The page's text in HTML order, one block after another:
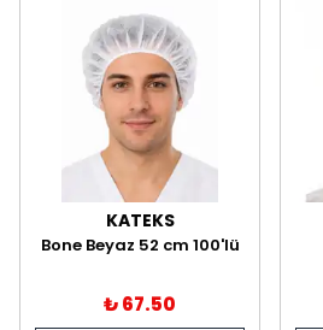
KATEKS
Bone Beyaz 52 cm 100'lü
₺ 67.50